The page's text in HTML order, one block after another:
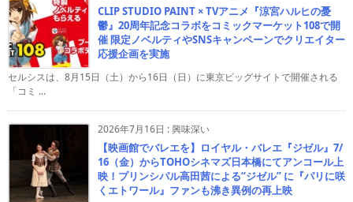
CLIP STUDIO PAINT × TVアニメ『涼宮ハルヒの憂
鬱』20周年記念コラボをコミックマーケット108で開
催 限定ノベルティやSNSキャンペーンでクリエイター
応援企画を実施
セルシスは、8月15日（土）から16日（日）に東京ビッグサイトで開催される
「コミ ...
2026年7月16日 :興味深い
【映画館でバレエを】ロイヤル・バレエ『ジゼル』7/
16（金）からTOHOシネマズ日本橋にてアンコール上
映！プリンシパル高田茜による“ジゼル” に『パリに咲
くエトワール』ファンも沸き異例の再上映